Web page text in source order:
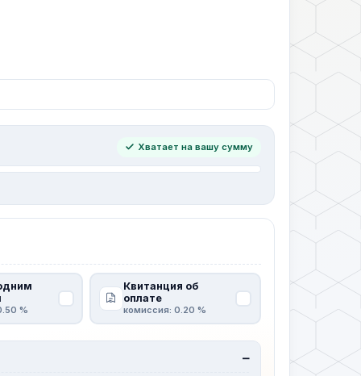
Хватает на вашу сумму
%
Квитанция об
оплате
комиссия: 0.20 %
—